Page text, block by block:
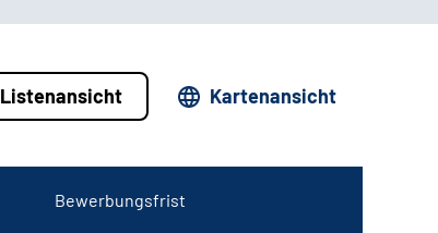
Listenansicht Kartenansicht
Bewerbungsfrist